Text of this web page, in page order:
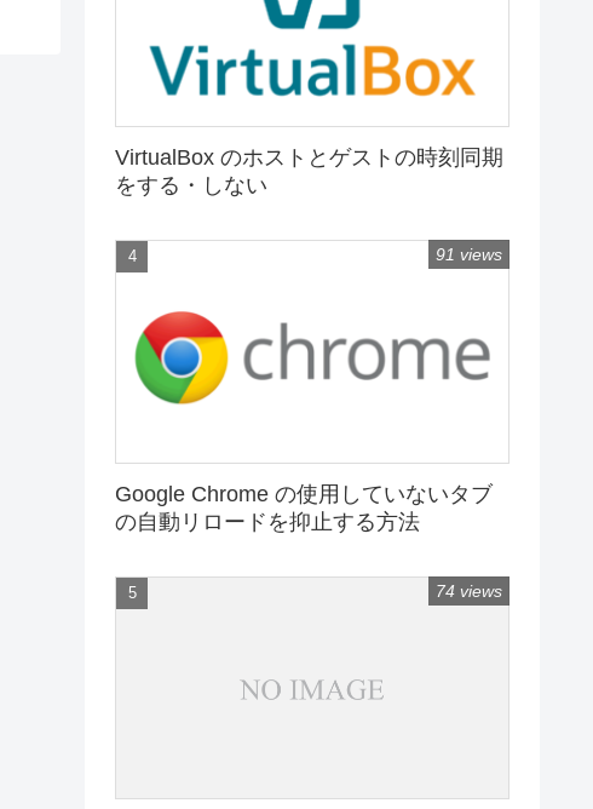
VirtualBox のホストとゲストの時刻同期
をする・しない
Google Chrome の使用していないタブ
の自動リロードを抑止する方法
91 views
74 views